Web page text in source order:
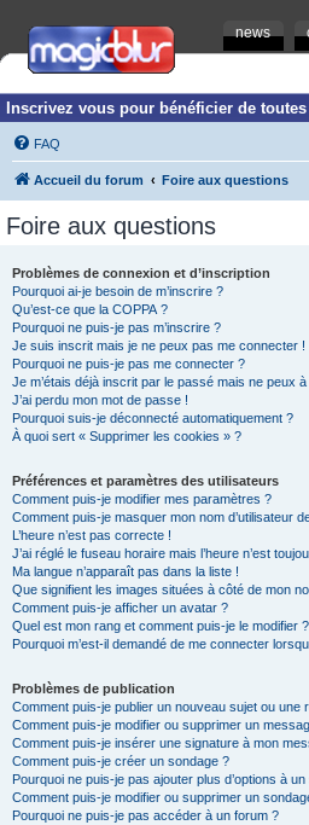
news
Inscrivez vous pour bénéficier de
FAQ
Accueil du forum Foire aux questions
Foire aux questions
Problèmes de connexion et d’inscription
Pourquoi ai-je besoin de m’inscrire ?
Qu’est-ce que la COPPA ?
Pourquoi ne puis-je pas m’inscrire ?
Je suis inscrit mais je ne peux pas me connecter !
Pourquoi ne puis-je pas me connecter ?
Je m’étais déjà inscrit par le passé mais ne peux
J’ai perdu mon mot de passe !
Pourquoi suis-je déconnecté automatiquement ?
À quoi sert « Supprimer les cookies » ?
Préférences et paramètres des utilisateurs
Comment puis-je modifier mes paramètres ?
Comment puis-je masquer mon nom d’utilisateur
L’heure n’est pas correcte !
J’ai réglé le fuseau horaire mais l’heure n’est
Ma langue n’apparaît pas dans la liste !
Que signifient les images situées à côté de mon
Comment puis-je afficher un avatar ?
Quel est mon rang et comment puis-je le modifier ?
Pourquoi m’est-il demandé de me connecter
Problèmes de publication
Comment puis-je publier un nouveau sujet ou une
Comment puis-je modifier ou supprimer un
Comment puis-je insérer une signature à mon
Comment puis-je créer un sondage ?
Pourquoi ne puis-je pas ajouter plus d’options à
Comment puis-je modifier ou supprimer un
Pourquoi ne puis-je pas accéder à un forum ?